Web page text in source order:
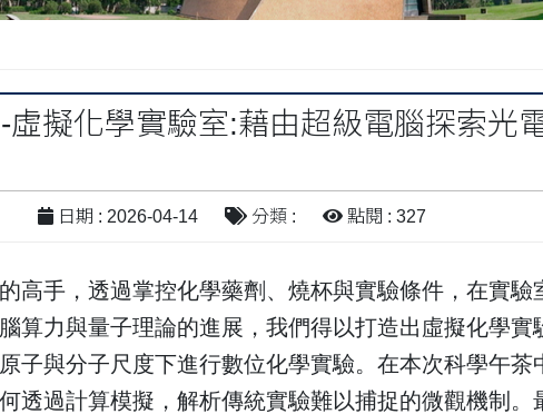
擬化學實驗室:藉由超級電腦探索光
日期 : 2026-04-14 分類 : 點閱 : 327
高手，透過掌控化學藥劑、燒杯與實驗條件，在實驗
算力與量子理論的進展，我們得以打造出虛擬化學實
子與分子尺度下進行數位化學實驗。在本次科學午茶
透過計算模擬，解析傳統實驗難以捕捉的微觀機制。